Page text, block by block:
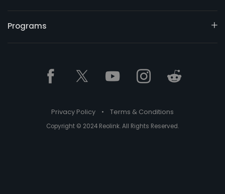
Programs
Privacy Policy • Terms & Conditions
Copyright © 2024 Reolink. All Rights Reserved.